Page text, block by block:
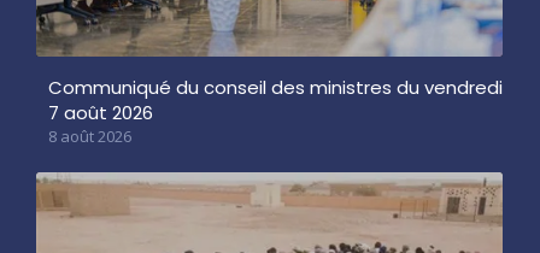
Communiqué du conseil des ministres du vendredi
7 août 2026
8 août 2026